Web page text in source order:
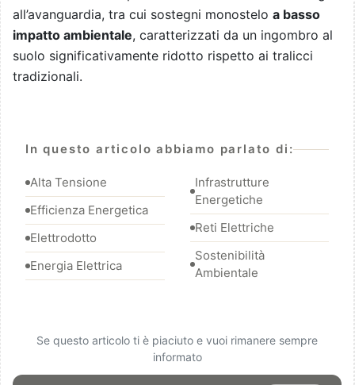
all’avanguardia, tra cui sostegni monostelo a basso
impatto ambientale, caratterizzati da un ingombro al
suolo significativamente ridotto rispetto ai tralicci
tradizionali.
In questo articolo abbiamo parlato di:
Alta Tensione
Efficienza Energetica
Elettrodotto
Energia Elettrica
Infrastrutture
Energetiche
Reti Elettriche
Sostenibilità
Ambientale
Se questo articolo ti è piaciuto e vuoi rimanere sempre
informato